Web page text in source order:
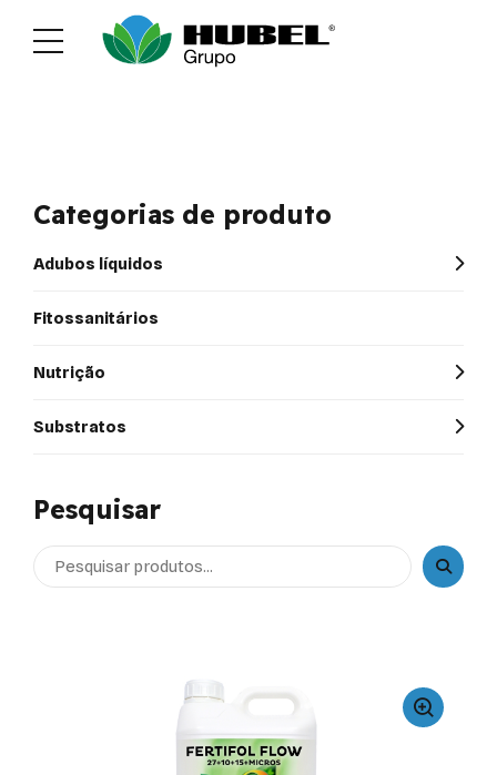
Categorias de produto
Adubos líquidos
Fitossanitários
Nutrição
Substratos
Pesquisar